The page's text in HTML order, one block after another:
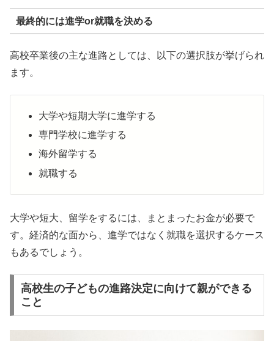
最終的には進学or就職を決める
高校卒業後の主な進路としては、以下の選択肢が挙げられ
ます。
大学や短期大学に進学する
専門学校に進学する
海外留学する
就職する
大学や短大、留学をするには、まとまったお金が必要で
す。経済的な面から、進学ではなく就職を選択するケース
もあるでしょう。
高校生の子どもの進路決定に向けて親ができる
こと